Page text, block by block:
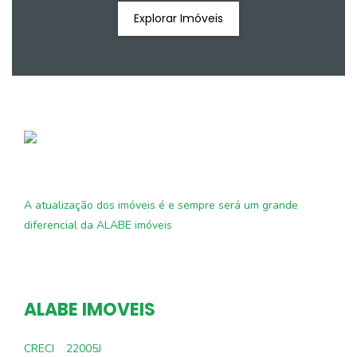
Explorar Imóveis
A atualização dos imóveis é e sempre será um grande
diferencial da ALABE imóveis
ALABE IMOVEIS
CRECI
22005J